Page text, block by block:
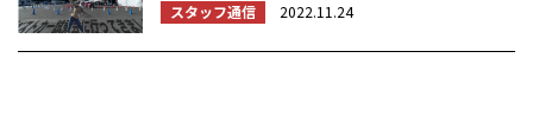
スタッフ通信 2022.11.24